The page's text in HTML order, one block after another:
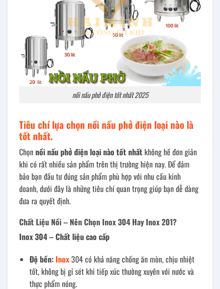
nồi nấu phở điện tốt nhất 2025
Tiêu chí lựa chọn nồi nấu phở điện loại nào là
tốt nhất.
Chọnnồi nấu phở điện loại nào tốt nhất không hề đơn giản
khi có rất nhiều sản phẩm trên thị trường hiện nay. Để đảm
bảo bạn đầu tư đúng sản phẩm phù hợp với nhu cầu kinh
doanh, dưới đây là những tiêu chí quan trọng giúp bạn dễ dàng
đưa ra quyết định.
Chất Liệu Nồi – Nên Chọn Inox 304 Hay Inox 201?
Inox 304 – Chất liệu cao cấp
Độ bền: Inox304 có khả năng chống ăn mòn, chịu nhiệt
tốt, không bị gỉ sét khi tiếp xúc thường xuyên với nước và
thực phẩm nóng.